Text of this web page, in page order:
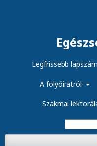
Legfrissebb lapszám
A folyóiratról
Szakmai